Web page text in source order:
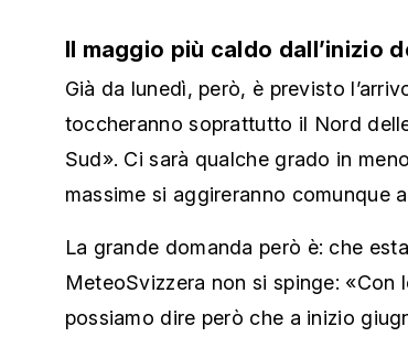
Il maggio più caldo dall’inizio
Già da lunedì, però, è previsto
toccheranno soprattutto il Nord
Sud». Ci sarà qualche grado in
massime si aggireranno comunque
La grande domanda però è: che
MeteoSvizzera non si spinge: «Con
possiamo dire però che a inizio